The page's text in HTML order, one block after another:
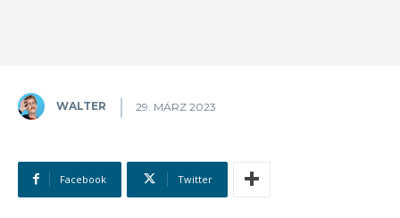
WALTER 29. MÄRZ 2023
Facebook Twitter